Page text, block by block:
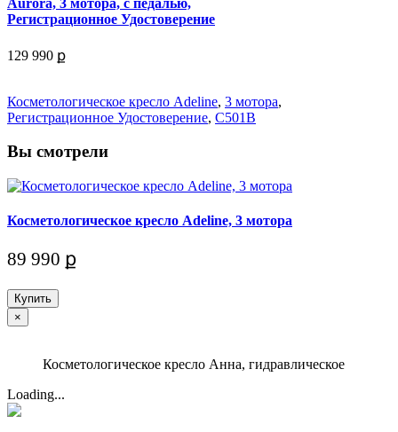
Aurora, 3 мотора, с педалью,
Регистрационное Удостоверение
129 990 ք
Косметологическое кресло Adeline, 3 мотора,
Регистрационное Удостоверение, C501B
Вы смотрели
Косметологическое кресло Adeline, 3 мотора
89 990 ք
Купить
×
Косметологическое кресло Анна, гидравлическое
Loading...